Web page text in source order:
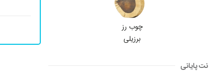
چوب رز
برزیلی
نت پایانی